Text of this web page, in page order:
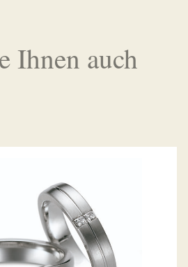
Ihnen auch
TRAURINGE